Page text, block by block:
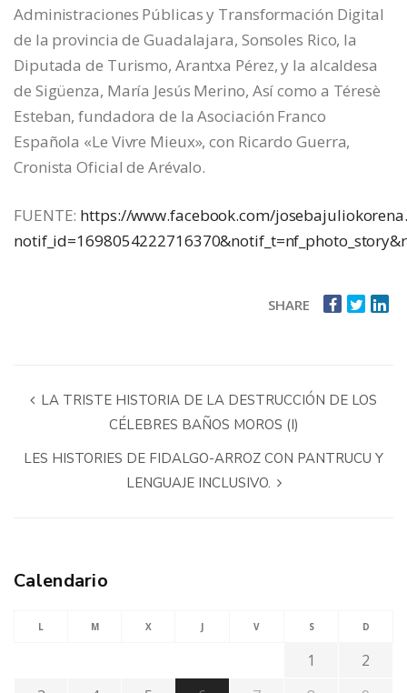
Administraciones Públicas y Transformación Digital
de la provincia de Guadalajara, Sonsoles Rico, la
Diputada de Turismo, Arantxa Pérez, y la alcaldesa
de Sigüenza, María Jesús Merino, Así como a Téresè
Esteban, fundadora de la Asociación Franco
Española «Le Vivre Mieux», con Ricardo Guerra,
Cronista Oficial de Arévalo.
FUENTE: https://www.facebook.com/
SHARE
LA TRISTE HISTORIA DE LA DESTRUCCIÓN DE LOS
CÉLEBRES BAÑOS MOROS (I)
LES HISTORIES DE FIDALGO-ARROZ CON PANTRUCU Y
LENGUAJE INCLUSIVO.
Calendario
L M X J V S D
1
2